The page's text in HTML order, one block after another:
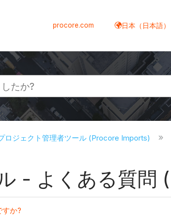
procore.com 日本（日本語）
ロジェクト管理者ツール (Procore Imports)
- よくある質問
すか?